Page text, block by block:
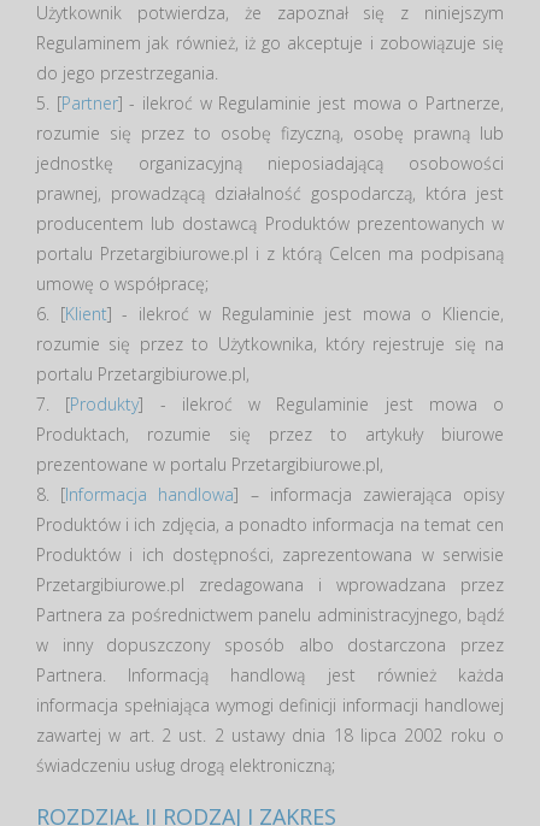
Użytkownik potwierdza, że zapoznał się z niniejszym
Regulaminem jak również, iż go akceptuje i zobowiązuje się
do jego przestrzegania.
5. [Partner] - ilekroć w Regulaminie jest mowa o Partnerze,
rozumie się przez to osobę fizyczną, osobę prawną lub
jednostkę organizacyjną nieposiadającą osobowości
prawnej, prowadzącą działalność gospodarczą, która jest
producentem lub dostawcą Produktów prezentowanych w
portalu Przetargibiurowe.pl i z którą Celcen ma podpisaną
umowę o współpracę;
6. [Klient] - ilekroć w Regulaminie jest mowa o Kliencie,
rozumie się przez to Użytkownika, który rejestruje się na
portalu Przetargibiurowe.pl,
7. [Produkty] - ilekroć w Regulaminie jest mowa o
Produktach, rozumie się przez to artykuły biurowe
prezentowane w portalu Przetargibiurowe.pl,
8. [Informacja handlowa] – informacja zawierająca opisy
Produktów i ich zdjęcia, a ponadto informacja na temat cen
Produktów i ich dostępności, zaprezentowana w serwisie
Przetargibiurowe.pl zredagowana i wprowadzana przez
Partnera za pośrednictwem panelu administracyjnego, bądź
w inny dopuszczony sposób albo dostarczona przez
Partnera. Informacją handlową jest również każda
informacja spełniająca wymogi definicji informacji handlowej
zawartej w art. 2 ust. 2 ustawy dnia 18 lipca 2002 roku o
świadczeniu usług drogą elektroniczną;
ROZDZIAŁ II RODZAJ I ZAKRES